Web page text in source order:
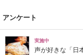
アンケート
実施中
声が好きな「日